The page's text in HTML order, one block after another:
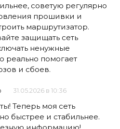
советую регулярно
прошивки и
маршрутизатор.
защищать сеть
ненужные
реально помогает
и сбоев.
31.05.2026 в 10:36
Теперь моя сеть
быстрее и стабильнее.